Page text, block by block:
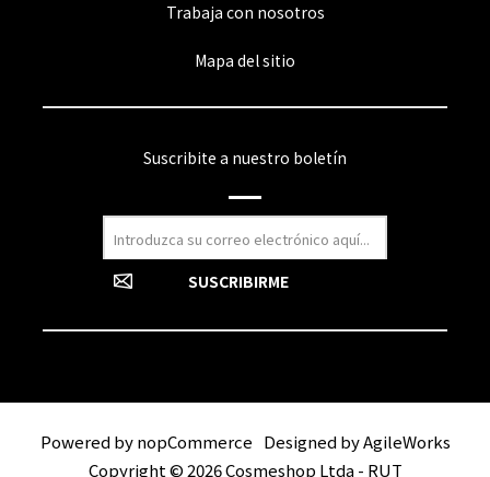
Trabaja con nosotros
Mapa del sitio
Suscribite a nuestro boletín
Powered bynopCommerce Designed byAgileWorks
Copyright © 2026 Cosmeshop Ltda - RUT